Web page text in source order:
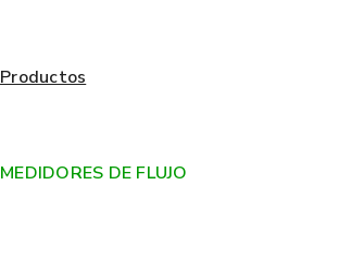
Productos
MEDIDORES DE FLUJO